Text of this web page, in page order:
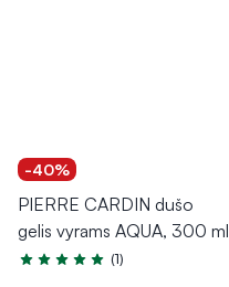
-40%
PIERRE CARDIN dušo
gelis vyrams AQUA, 300 ml
Įvertinimas 5.0 iš 5
(1)